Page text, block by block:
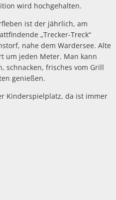
wird hochgehalten.
ist der jährlich, am
„Trecker-Treck“
nahe dem Wardersee. Alte
um jeden Meter. Man kann
schnacken, frisches vom Grill
genießen.
Kinderspielplatz, da ist immer